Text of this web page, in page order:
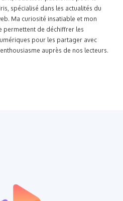
spécialisé dans les actualités du
Ma curiosité insatiable et mon
permettent de déchiffrer les
pour les partager avec
auprès de nos lecteurs.